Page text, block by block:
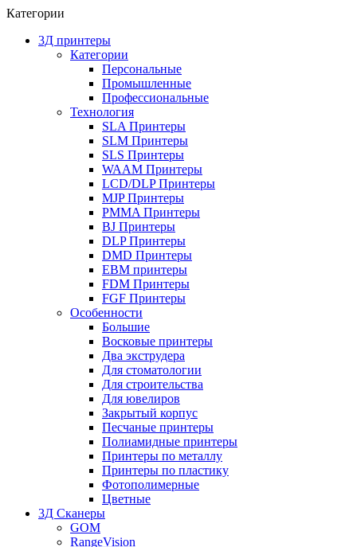
Категории
3Д принтеры
Категории
Персональные
Промышленные
Профессиональные
Технология
SLA Принтеры
SLM Принтеры
SLS Принтеры
WAAM Принтеры
LCD/DLP Принтеры
MJP Принтеры
PMMA Принтеры
BJ Принтеры
DLP Принтеры
DMD Принтеры
EBM принтеры
FDM Принтеры
FGF Принтеры
Особенности
Большие
Восковые принтеры
Два экструдера
Для стоматологии
Для строительства
Для ювелиров
Закрытый корпус
Песчаные принтеры
Полиамидные принтеры
Принтеры по металлу
Принтеры по пластику
Фотополимерные
Цветные
3Д Сканеры
GOM
RangeVision